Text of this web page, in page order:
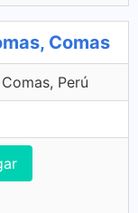
Comas
Perú